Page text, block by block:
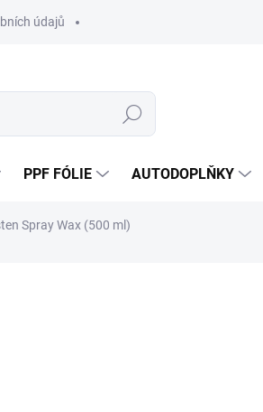
údajů
Hledat
PPF FÓLIE AUTODOPLŇKY
Spray Wax (500 ml)